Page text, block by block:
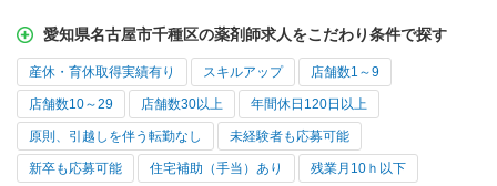
愛知県名古屋市千種区の薬剤師求人をこだわり条件で探す
産休・育休取得実績有り スキルアップ 店舗数1～9
店舗数10～29 店舗数30以上 年間休日120日以上
原則、引越しを伴う転勤なし 未経験者も応募可能
新卒も応募可能 住宅補助（手当）あり 残業月10ｈ以下